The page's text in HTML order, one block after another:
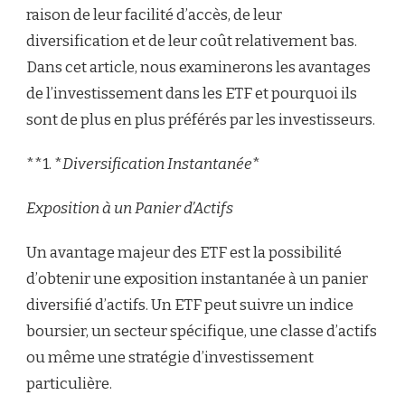
raison de leur facilité d’accès, de leur
diversification et de leur coût relativement bas.
Dans cet article, nous examinerons les avantages
de l’investissement dans les ETF et pourquoi ils
sont de plus en plus préférés par les investisseurs.
**1. *Diversification Instantanée*
Exposition à un Panier d’Actifs
Un avantage majeur des ETF est la possibilité
d’obtenir une exposition instantanée à un panier
diversifié d’actifs. Un ETF peut suivre un indice
boursier, un secteur spécifique, une classe d’actifs
ou même une stratégie d’investissement
particulière.